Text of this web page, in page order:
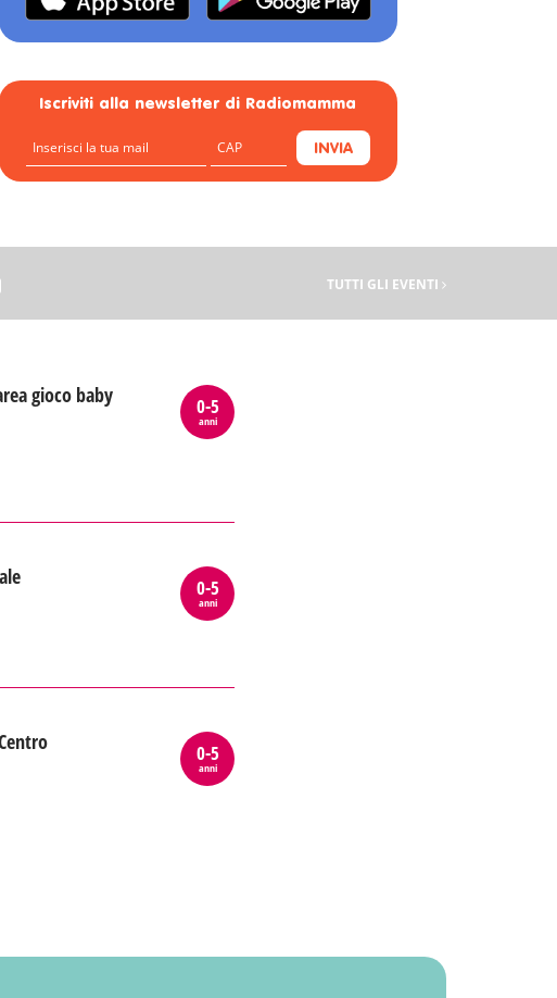
Iscriviti alla newsletter di Radiomamma
INVIA
TUTTI GLI EVENTI
gioco baby 0-5
anni
0-5
anni
0-5
anni